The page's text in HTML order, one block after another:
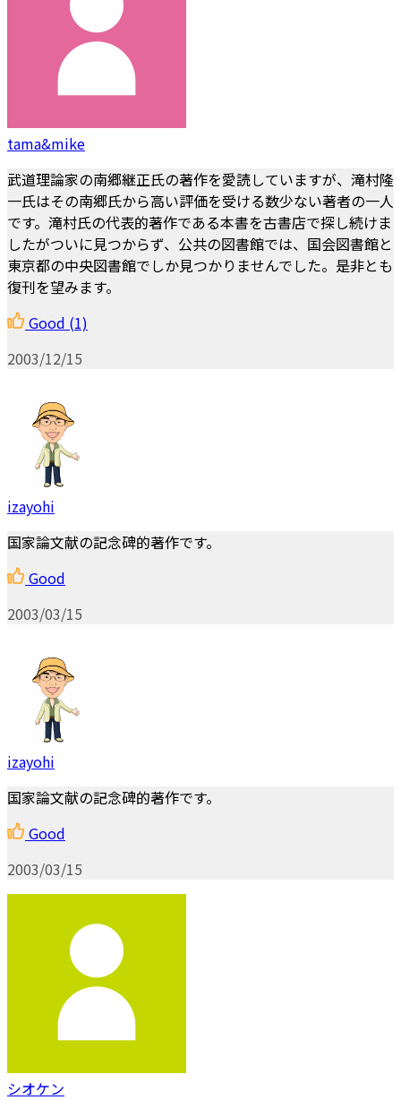
tama&mike
武道理論家の南郷継正氏の著作を愛読していますが、滝村隆
一氏はその南郷氏から高い評価を受ける数少ない著者の一人
です。滝村氏の代表的著作である本書を古書店で探し続けま
したがついに見つからず、公共の図書館では、国会図書館と
東京都の中央図書館でしか見つかりませんでした。是非とも
復刊を望みます。
Good (1)
2003/12/15
izayohi
国家論文献の記念碑的著作です。
Good
2003/03/15
izayohi
国家論文献の記念碑的著作です。
Good
2003/03/15
シオケン